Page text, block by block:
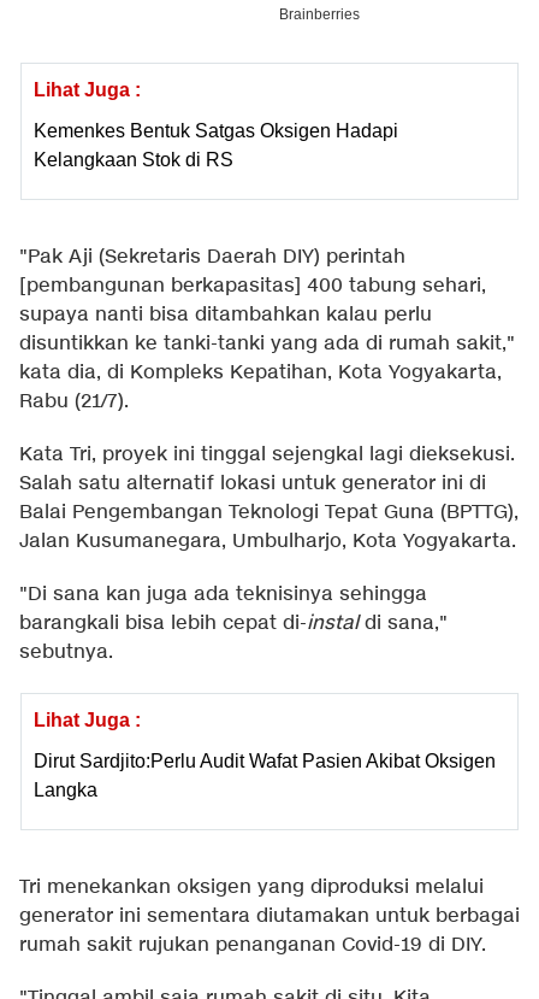
Lihat Juga :
Kemenkes Bentuk Satgas Oksigen Hadapi
Kelangkaan Stok di RS
"Pak Aji (Sekretaris Daerah DIY) perintah
[pembangunan berkapasitas] 400 tabung sehari,
supaya nanti bisa ditambahkan kalau perlu
disuntikkan ke tanki-tanki yang ada di rumah sakit,"
kata dia, di Kompleks Kepatihan, Kota Yogyakarta,
Rabu (21/7).
Kata Tri, proyek ini tinggal sejengkal lagi dieksekusi.
Salah satu alternatif lokasi untuk generator ini di
Balai Pengembangan Teknologi Tepat Guna (BPTTG),
Jalan Kusumanegara, Umbulharjo, Kota Yogyakarta.
"Di sana kan juga ada teknisinya sehingga
barangkali bisa lebih cepat di-instaldi sana,"
sebutnya.
Lihat Juga :
Dirut Sardjito:Perlu Audit Wafat Pasien Akibat Oksigen
Langka
Tri menekankan oksigen yang diproduksi melalui
generator ini sementara diutamakan untuk berbagai
rumah sakit rujukan penanganan Covid-19 di DIY.